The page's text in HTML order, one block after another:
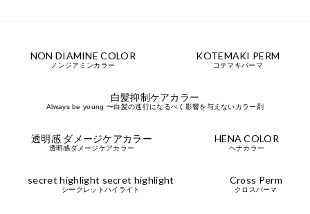
NON DIAMINECOLOR
ノンジアミンカラー
KOTEMAKI PERM
コテマキパーマ
白髪抑制ケアカラー
Always be young 〜白髪の進行になるべく影響を与えないカラー剤
透明感 ダメージケアカラー
透明感ダメージケアカラー
HENA COLOR
ヘナカラー
secret highlight secret highlight
シークレットハイライト
Cross Perm
クロスパーマ